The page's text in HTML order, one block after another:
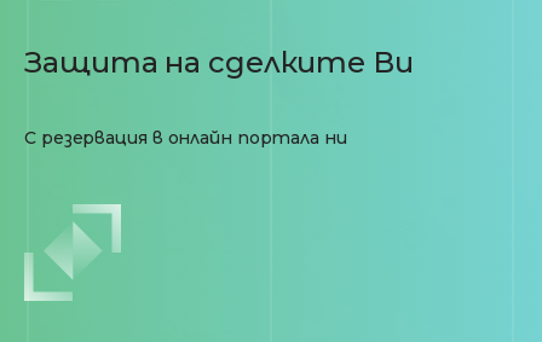
Защита на сделките Ви
С резервация в онлайн портала ни